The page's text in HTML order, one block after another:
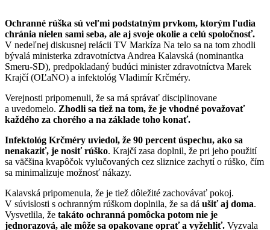
Ochranné rúška sú veľmi podstatným prvkom, ktorým ľudia
chránia nielen sami seba, ale aj svoje okolie a celú spoločnosť.
V nedeľnej diskusnej relácii TV Markíza Na telo sa na tom zhodli
bývalá ministerka zdravotníctva Andrea Kalavská (nominantka
Smeru-SD), predpokladaný budúci minister zdravotníctva Marek
Krajčí (OĽaNO) a infektológ Vladimír Krčméry.
Verejnosti pripomenuli, že sa má správať disciplinovane
a uvedomelo. Zhodli sa tiež na tom, že je vhodné považovať
každého za chorého a na základe toho konať.
Infektológ Krčméry uviedol, že 90 percent úspechu, ako sa
nenakaziť, je nosiť rúško. Krajčí zasa doplnil, že pri jeho použití
sa väčšina kvapôčok vylučovaných cez sliznice zachytí o rúško, čím
sa minimalizuje možnosť nákazy.
Kalavská pripomenula, že je tiež dôležité zachovávať pokoj.
V súvislosti s ochranným rúškom doplnila, že sa dá ušiť aj doma.
Vysvetlila, že takáto ochranná pomôcka potom nie je
jednorazová, ale môže sa opakovane oprať a vyžehliť. Vyzvala